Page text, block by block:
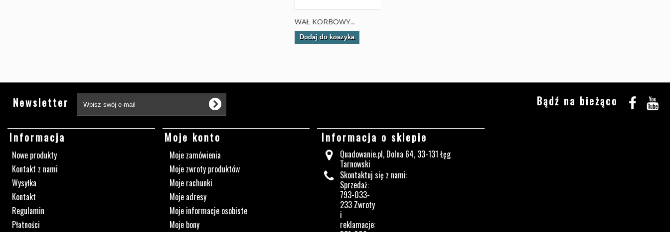
WAŁ KORBOWY...
Dodaj do koszyka
Newsletter Bądź na bieżąco
Informacja
Nowe produkty
Kontakt z nami
Wysyłka
Kontakt
Regulamin
Płatności
Moje konto
Moje zamówienia
Moje zwroty produktów
Moje rachunki
Moje adresy
Moje informacje osobiste
Moje bony
Informacja o sklepie
Quadowanie.pl, Dolna 64, 33-131 Łęg
Tarnowski
Skontaktuj się z nami:
Sprzedaż:
793-033-
233 Zwroty
i
reklamacje: